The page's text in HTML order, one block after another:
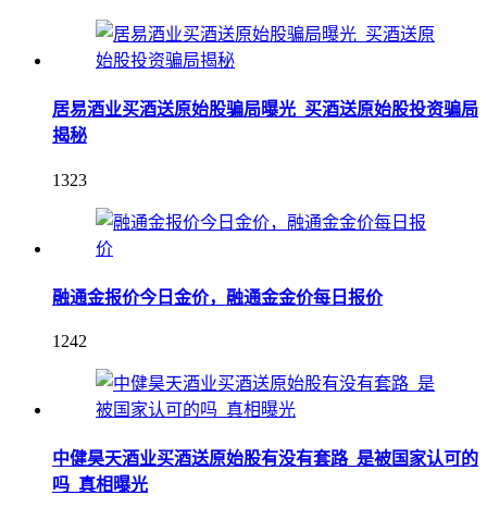
居易酒业买酒送原始股骗局曝光_买酒送原始股投资骗局
揭秘
1323
融通金报价今日金价，融通金金价每日报价
1242
中健昊天酒业买酒送原始股有没有套路_是被国家认可的
吗_真相曝光